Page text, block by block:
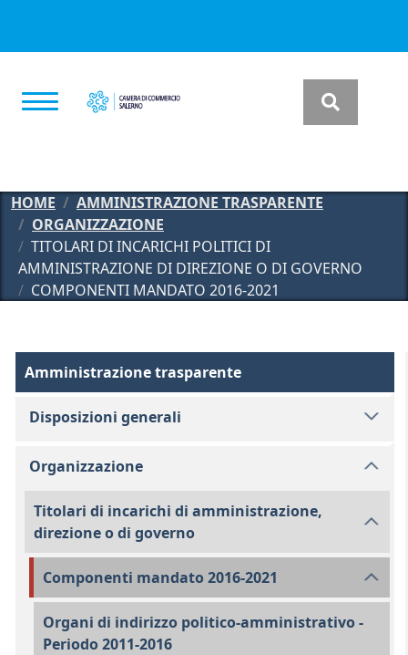
HOME
AMMINISTRAZIONE TRASPARENTE
ORGANIZZAZIONE
TITOLARI DI INCARICHI POLITICI DI
AMMINISTRAZIONE DI DIREZIONE O DI GOVERNO
COMPONENTI MANDATO 2016-2021
Amministrazione Trasparente
Amministrazione trasparente
Disposizioni generali
Organizzazione
Titolari di incarichi di amministrazione,
direzione o di governo
Componenti mandato 2016-2021
Organi di indirizzo politico-amministrativo -
Periodo 2011-2016